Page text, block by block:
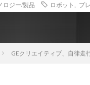
ロジー/製品 ロボット プ
GEクリエイティブ、自律走